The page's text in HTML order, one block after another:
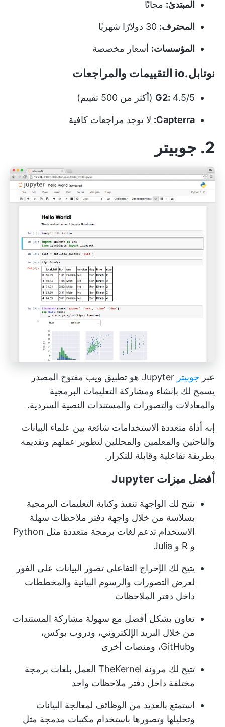
المبتدئ: مجانًا
المحترف:
المؤسسات: أسعار مخصصة
نوتابل.io التقييمات والمراجعات
G2: 4.5/5 (أكثر من 500 تقييم)
Capterra: لا توجد مراجعات كافية
2. جوبيتر
عبر جوبيتر
Jupyter هو تطبيق ويب مفتوح المصدر
يسمح لك بإنشاء ومشاركة التعليمات البرمجية
والمعادلات والتصورات والمستندات النصية السردية.
إنه أداة متعددة الاستخدامات شائعة بين علماء البيانات
والباحثين والمعلمين والمحللين لتطوير عملهم وتقديمه
بطريقة تفاعلية وقابلة للتكرار.
أفضل ميزات Jupyter
تتيح لك الواجهة تنفيذ وكتابة التعليمات البرمجية
بسلاسة من خلال واجهة دفتر ملاحظات سهلة
الاستخدام تدعم لغات برمجة متعددة مثل Python
و R و Julia
يتيح لك الإخراج التفاعلي تصور البيانات على الفور
لعرض التصورات والرسوم البيانية والمخططات
داخل دفتر الملاحظات
تعاون بشكل أفضل مع سهولة مشاركة المستندات
من خلال البريد الإلكتروني، ودروب بوكس،
وGitHub، ومنصات أخرى
تتيح لك مرونة TheKernel العمل بلغات برمجة
مختلفة داخل دفتر ملاحظات واحد
استمتع بالعديد من الوظائف لمعالجة البيانات
وتحليلها وتصورها باستخدام مكتبات مدمجة مثل